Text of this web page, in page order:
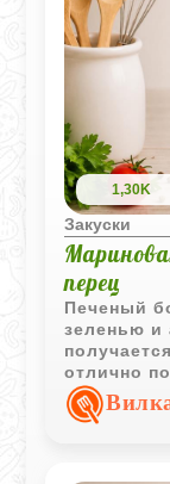
1,30K
Закуски
перец
Печеный
зеленью и
отлично
закуска.